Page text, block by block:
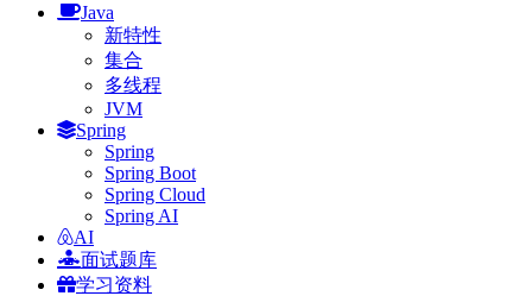
Java
新特性
集合
多线程
JVM
Spring
Spring
Spring Boot
Spring Cloud
Spring AI
AI
面试题库
学习资料